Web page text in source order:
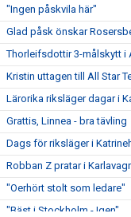
"Ingen påskvila här"
Glad påsk önskar
Thorleifsdottir 3-målskytt i
Kristin uttagen till All Star
Lärorika riksläger dagar i
Grattis, Linnea - bra tävling
Dags för riksläger i
Robban Z pratar i
"Oerhört stolt som ledare"
"Bäst i Stockholm - Igen"